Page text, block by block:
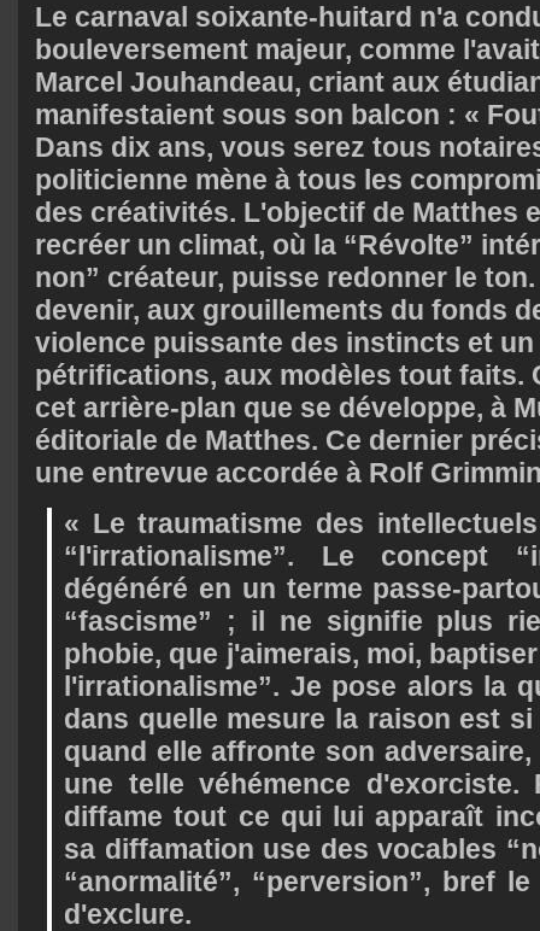
Le carnaval soixante-huitard n'a
bouleversement majeur, comme
Marcel Jouhandeau, criant aux
manifestaient sous son balcon : «
Dans dix ans, vous serez tous
politicienne mène à tous les
des créativités. L'objectif de Matthes
recréer un climat, où la “Révolte”
non” créateur, puisse redonner le
devenir, aux grouillements du fonds
violence puissante des instincts et un
pétrifications, aux modèles tout faits.
cet arrière-plan que se développe, à
éditoriale de Matthes. Ce dernier
une entrevue accordée à Rolf
« Le traumatisme des
“l'irrationalisme”. Le concept
dégénéré en un terme passe-
“fascisme” ; il ne signifie plus
phobie, que j'aimerais, moi,
l'irrationalisme”. Je pose alors la
dans quelle mesure la raison est
quand elle affronte son
une telle véhémence d'exorciste.
diffame tout ce qui lui apparaît
sa diffamation use des vocables
“anormalité”, “perversion”, bref
d'exclure.